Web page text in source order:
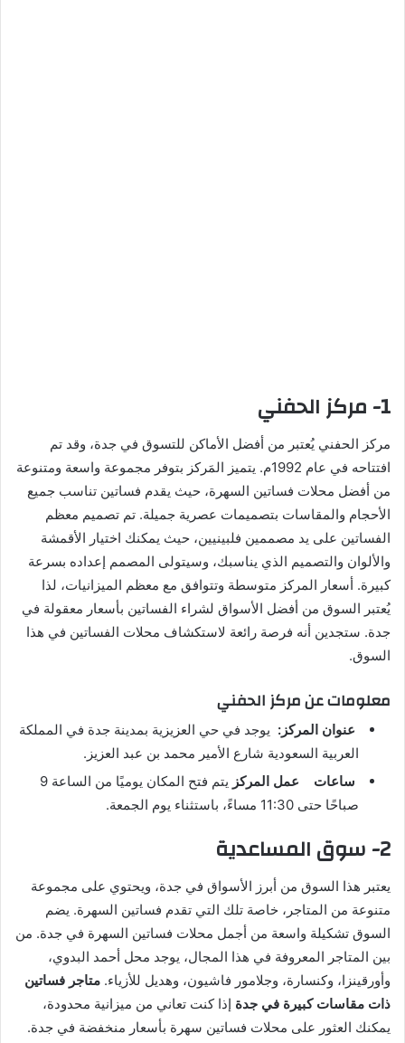
1- مركز الحفني
مركز الحفني يُعتبر من أفضل الأماكن للتسوق في جدة، وقد تم
افتتاحه في عام 1992م. يتميز المَركز بتوفر مجموعة واسعة ومتنوعة
من أفضل محلات فساتين السهرة، حيث يقدم فساتين تناسب جميع
الأحجام والمقاسات بتصميمات عصرية جميلة. تم تصميم معظم
الفساتين على يد مصممين فلبينيين، حيث يمكنك اختيار الأقمشة
والألوان والتصميم الذي يناسبك، وسيتولى المصمم إعداده بسرعة
كبيرة. أسعار المركز متوسطة وتتوافق مع معظم الميزانيات، لذا
يُعتبر السوق من أفضل الأسواق لشراء الفساتين بأسعار معقولة في
جدة. ستجدين أنه فرصة رائعة لاستكشاف محلات الفساتين في هذا
السوق.
معلومات عن مركز الحفني
عنوان المركز: يوجد في حي العزيزية بمدينة جدة في المملكة
العربية السعودية شارع الأمير محمد بن عبد العزيز.
ساعات
عمل المركز
يتم فتح المكان يوميًا من الساعة 9
صباحًا حتى 11:30 مساءً، باستثناء يوم الجمعة.
2- سوق المساعدية
يعتبر هذا السوق من أبرز الأسواق في جدة، ويحتوي على مجموعة
متنوعة من المتاجر، خاصة تلك التي تقدم فساتين السهرة. يضم
السوق تشكيلة واسعة من أجمل محلات فساتين السهرة في جدة. من
بين المتاجر المعروفة في هذا المجال، يوجد محل أحمد البدوي،
وأورقينزا، وكنسارة، وجلامور فاشيون، وهديل للأزياء. متاجر فساتين
ذات مقاسات كبيرة في جدة إذا كنت تعاني من ميزانية محدودة،
يمكنك العثور على محلات فساتين سهرة بأسعار منخفضة في جدة.